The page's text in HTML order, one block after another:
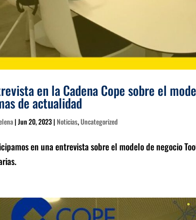
en la Cadena Cope sobre el
de actualidad
|Jun 20, 2023| Noticias,Uncategorized
en una entrevista sobre el modelo de negocio